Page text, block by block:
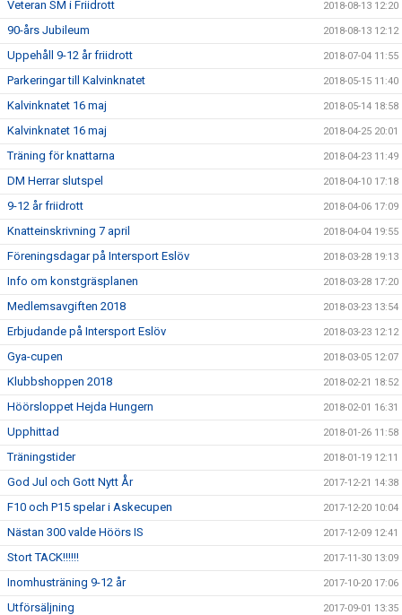
Veteran SM i Friidrott 2018-08-13 12:20
90-års Jubileum 2018-08-13 12:12
Uppehåll 9-12 år friidrott 2018-07-04 11:55
Parkeringar till Kalvinknatet 2018-05-15 11:40
Kalvinknatet 16 maj 2018-05-14 18:58
Kalvinknatet 16 maj 2018-04-25 20:01
Träning för knattarna 2018-04-23 11:49
DM Herrar slutspel 2018-04-10 17:18
9-12 år friidrott 2018-04-06 17:09
Knatteinskrivning 7 april 2018-04-04 19:55
Föreningsdagar på Intersport Eslöv 2018-03-28 19:13
Info om konstgräsplanen 2018-03-28 17:20
Medlemsavgiften 2018 2018-03-23 13:54
Erbjudande på Intersport Eslöv 2018-03-23 12:12
Gya-cupen 2018-03-05 12:07
Klubbshoppen 2018 2018-02-21 18:52
Höörsloppet Hejda Hungern 2018-02-01 16:31
Upphittad 2018-01-26 11:58
Träningstider 2018-01-19 12:11
God Jul och Gott Nytt År 2017-12-21 14:38
F10 och P15 spelar i Askecupen 2017-12-20 10:04
Nästan 300 valde Höörs IS 2017-12-09 12:41
Stort TACK!!!!!! 2017-11-30 13:09
Inomhusträning 9-12 år 2017-10-20 17:06
Utförsäljning 2017-09-01 13:35